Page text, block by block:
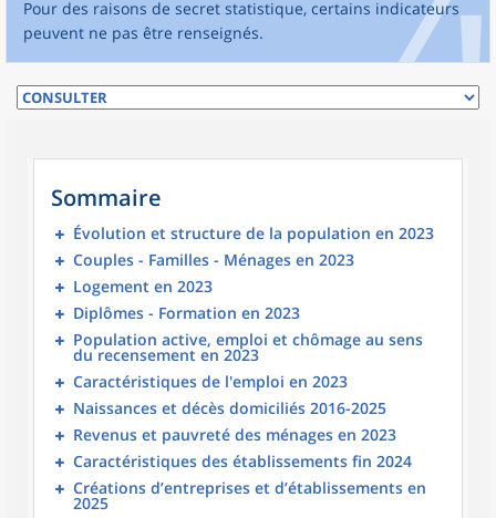
Pour des raisons de secret statistique, certains indicateurs
peuvent ne pas être renseignés.
Sommaire
Évolution et structure de la population en 2023
Couples - Familles - Ménages en 2023
Logement en 2023
Diplômes - Formation en 2023
Population active, emploi et chômage au sens
du recensement en 2023
Caractéristiques de l'emploi en 2023
Naissances et décès domiciliés 2016-2025
Revenus et pauvreté des ménages en 2023
Caractéristiques des établissements fin 2024
Créations d’entreprises et d’établissements en
2025